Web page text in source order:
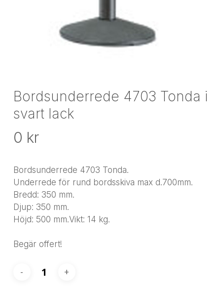
Bordsunderrede 4703 Tonda i
svart lack
0 kr
Bordsunderrede 4703 Tonda.
Underrede för rund bordsskiva max d.700mm.
Bredd: 350 mm.
Djup: 350 mm.
Höjd: 500 mm.Vikt: 14 kg.
Begär offert!